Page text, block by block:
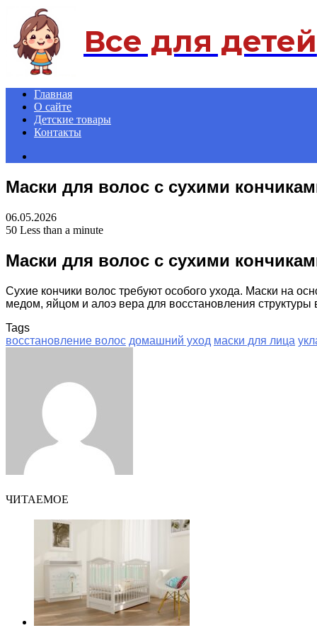
Все для детей
Главная
О сайте
Детские товары
Контакты
Маски для волос с сухими
06.05.2026
50 Less than a minute
Маски для волос с сухими
Сухие кончики волос требуют особого ухода. Маски на
медом, яйцом и алоэ вера для восстановления
Tags
восстановление волос домашний уход маски для лица
ЧИТАЕМОЕ